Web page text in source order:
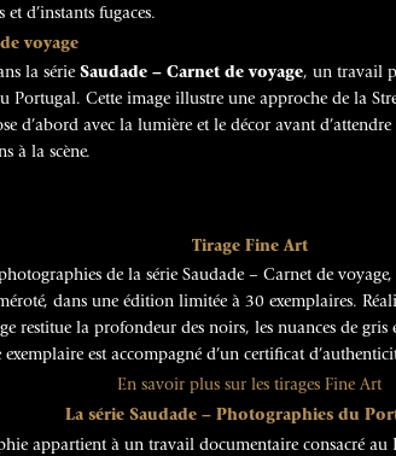
et d’instants fugaces.
voyage
la série Saudade – Carnet de voyage, un travail
Portugal. Cette image illustre une approche de la
d’abord avec la lumière et le décor avant
à la scène.
Tirage Fine Art
de la série Saudade – Carnet de voyage,
dans une édition limitée à 30 exemplaires.
restitue la profondeur des noirs, les nuances de gris
exemplaire est accompagné d’un certificat
En savoir plus sur les tirages Fine Art
La série Saudade – Photographies du
appartient à un travail documentaire consacré au